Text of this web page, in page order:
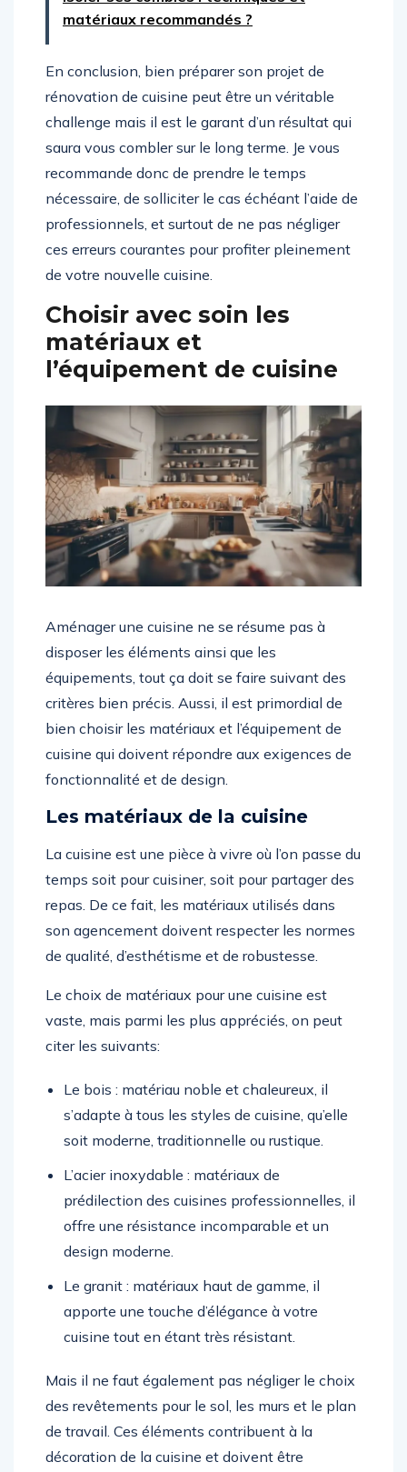
matériaux recommandés ?
En conclusion, bien préparer son projet de
rénovation de cuisine peut être un véritable
challenge mais il est le garant d’un résultat qui
saura vous combler sur le long terme. Je vous
recommande donc de prendre le temps
nécessaire, de solliciter le cas échéant l’aide de
professionnels, et surtout de ne pas négliger
ces erreurs courantes pour profiter pleinement
de votre nouvelle cuisine.
Choisir avec soin les
matériaux et
l’équipement de cuisine
Aménager une cuisine ne se résume pas à
disposer les éléments ainsi que les
équipements, tout ça doit se faire suivant des
critères bien précis. Aussi, il est primordial de
bien choisir les matériaux et l’équipement de
cuisine qui doivent répondre aux exigences de
fonctionnalité et de design.
Les matériaux de la cuisine
La cuisine est une pièce à vivre où l’on passe du
temps soit pour cuisiner, soit pour partager des
repas. De ce fait, les matériaux utilisés dans
son agencement doivent respecter les normes
de qualité, d’esthétisme et de robustesse.
Le choix de matériaux pour une cuisine est
vaste, mais parmi les plus appréciés, on peut
citer les suivants:
Le bois : matériau noble et chaleureux, il
s’adapte à tous les styles de cuisine, qu’elle
soit moderne, traditionnelle ou rustique.
L’acier inoxydable : matériaux de
prédilection des cuisines professionnelles, il
offre une résistance incomparable et un
design moderne.
Le granit : matériaux haut de gamme, il
apporte une touche d’élégance à votre
cuisine tout en étant très résistant.
Mais il ne faut également pas négliger le choix
des revêtements pour le sol, les murs et le plan
de travail. Ces éléments contribuent à la
décoration de la cuisine et doivent être